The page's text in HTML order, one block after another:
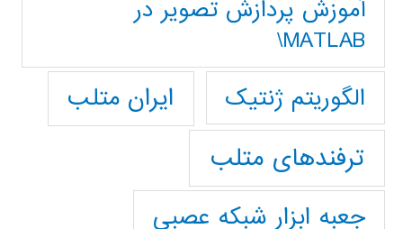
آموزش پردازش تصوير در
MATLAB\
الگوریتم ژنتیک
ایران متلب
ترفندهای متلب
جعبه ابزار شبکه عصبی